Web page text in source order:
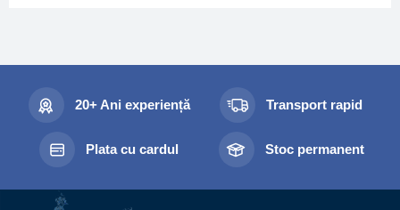
20+ Ani experiență Transport rapid
Plata cu cardul Stoc permanent